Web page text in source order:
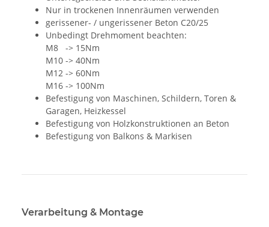
Nur in trockenen Innenräumen verwenden
gerissener- / ungerissener Beton C20/25
Unbedingt Drehmoment beachten:
M8 -> 15Nm
M10 -> 40Nm
M12 -> 60Nm
M16 -> 100Nm
Befestigung von Maschinen, Schildern, Toren &
Garagen, Heizkessel
Befestigung von Holzkonstruktionen an Beton
Befestigung von Balkons & Markisen
Verarbeitung & Montage